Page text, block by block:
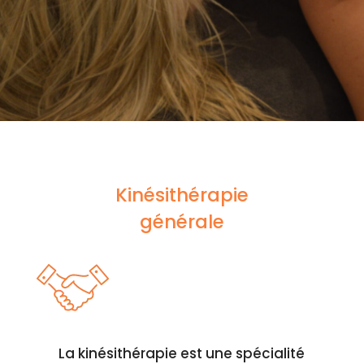
Kinésithérapie
générale
La kinésithérapie est une spécialité